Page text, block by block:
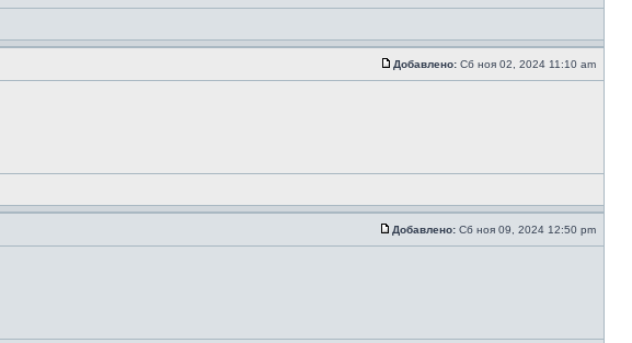
Добавлено: Сб ноя 02, 2024 11:10 am
Добавлено: Сб ноя 09, 2024 12:50 pm